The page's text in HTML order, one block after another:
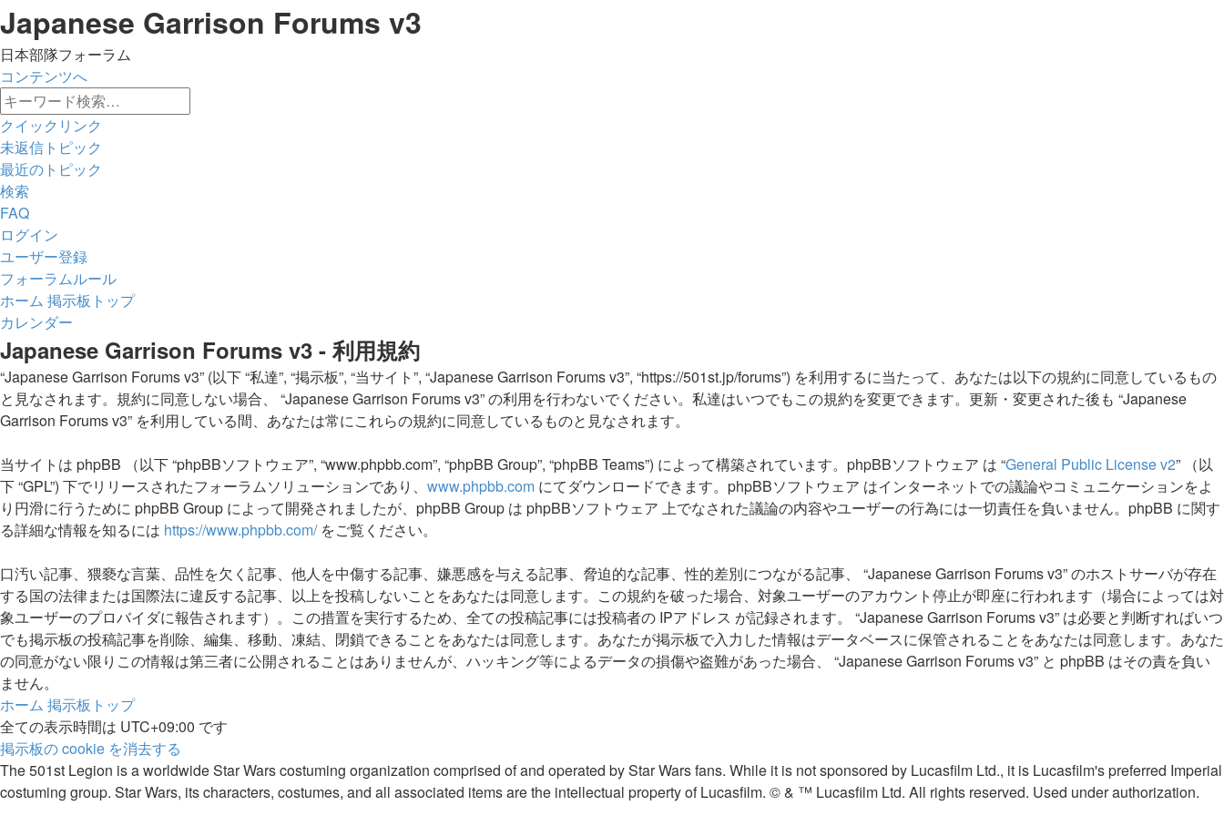
Japanese Garrison Forums v3
日本部隊フォーラム
コンテンツへ
クイックリンク
未返信トピック
最近のトピック
検索
FAQ
ログイン
ユーザー登録
フォーラムルール
ホーム 掲示板トップ
カレンダー
検
索
Japanese Garrison Forums v3 - 利用規約
“Japanese Garrison Forums v3” (以下 “私達”, “掲示板”, “当サイト”, “Japanese Garrison Forums v3”, “https://501st.jp/forums”) を利用するに当たって、あなたは以下の規約に同意しているもの
と見なされます。規約に同意しない場合、 “Japanese Garrison Forums v3” の利用を行わないでください。私達はいつでもこの規約を変更できます。更新・変更された後も “Japanese
Garrison Forums v3” を利用している間、あなたは常にこれらの規約に同意しているものと見なされます。
当サイトは phpBB （以下 “phpBBソフトウェア”, “www.phpbb.com”, “phpBB Group”, “phpBB Teams”) によって構築されています。phpBBソフトウェア は “General Public License v2” （以
下 “GPL”) 下でリリースされたフォーラムソリューションであり、 www.phpbb.com にてダウンロードできます。phpBBソフトウェア はインターネットでの議論やコミュニケーションをよ
り円滑に行うために phpBB Group によって開発されましたが、phpBB Group は phpBBソフトウェア 上でなされた議論の内容やユーザーの行為には一切責任を負いません。phpBB に関す
る詳細な情報を知るには https://www.phpbb.com/をご覧ください。
口汚い記事、猥褻な言葉、品性を欠く記事、他人を中傷する記事、嫌悪感を与える記事、脅迫的な記事、性的差別につながる記事、 “Japanese Garrison Forums v3” のホストサーバが存在
する国の法律または国際法に違反する記事、以上を投稿しないことをあなたは同意します。この規約を破った場合、対象ユーザーのアカウント停止が即座に行われます（場合によっては対
象ユーザーのプロバイダに報告されます）。この措置を実行するため、全ての投稿記事には投稿者の IPアドレス が記録されます。 “Japanese Garrison Forums v3” は必要と判断すればいつ
でも掲示板の投稿記事を削除、編集、移動、凍結、閉鎖できることをあなたは同意します。あなたが掲示板で入力した情報はデータベースに保管されることをあなたは同意します。あなた
の同意がない限りこの情報は第三者に公開されることはありませんが、ハッキング等によるデータの損傷や盗難があった場合、 “Japanese Garrison Forums v3” と phpBB はその責を負い
ません。
ホーム 掲示板トップ
全ての表示時間は UTC+09:00 です
掲示板の cookie を消去する
The 501st Legion is a worldwide Star Wars costuming organization comprised of and operated by Star Wars fans. While it is not sponsored by Lucasfilm Ltd., it is Lucasfilm's preferred Imperial
costuming group. Star Wars, its characters, costumes, and all associated items are the intellectual property of Lucasfilm. © & ™ Lucasfilm Ltd. All rights reserved. Used under authorization.